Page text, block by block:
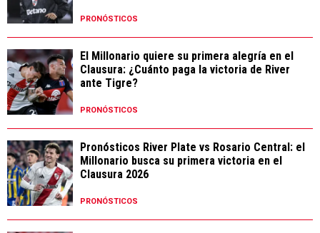
PRONÓSTICOS
El Millonario quiere su primera alegría en el
Clausura: ¿Cuánto paga la victoria de River
ante Tigre?
PRONÓSTICOS
Pronósticos River Plate vs Rosario Central: el
Millonario busca su primera victoria en el
Clausura 2026
PRONÓSTICOS